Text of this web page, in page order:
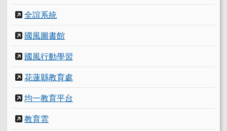
全誼系統
國風圖書館
國風行動學習
花蓮縣教育處
均一教育平台
教育雲